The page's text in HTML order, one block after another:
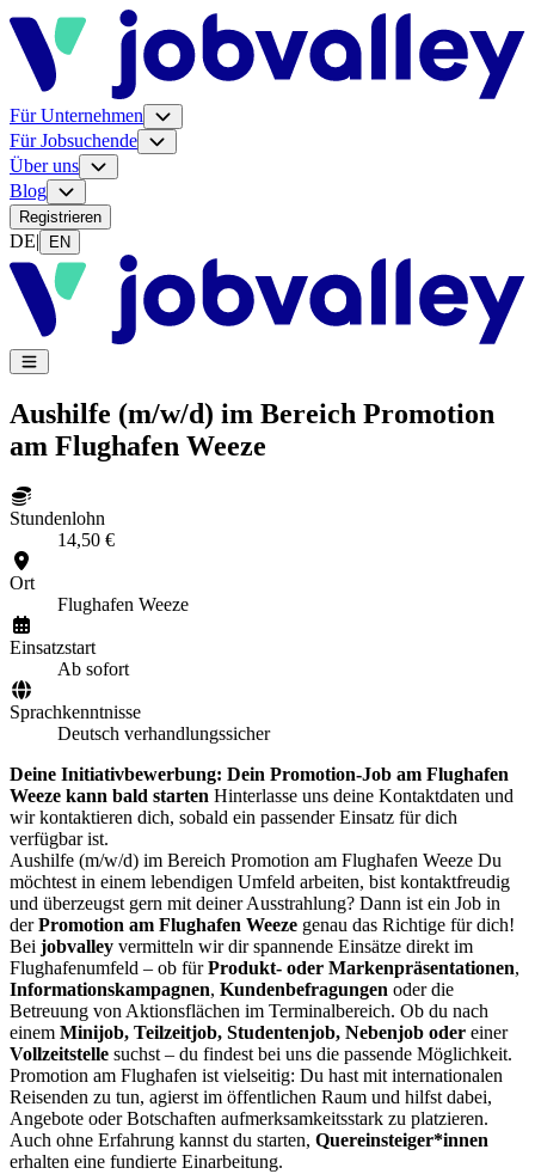
Für Unternehmen
Für Jobsuchende
Über uns
Blog
Registrieren
DE| EN
Aushilfe (m/w/d) im Bereich Promotion
am Flughafen Weeze
Stundenlohn
14,50 €
Ort
Flughafen Weeze
Einsatzstart
Ab sofort
Sprachkenntnisse
Deutsch verhandlungssicher
Deine Initiativbewerbung: Dein Promotion-Job am Flughafen
Weeze kann bald starten Hinterlasse uns deine Kontaktdaten und
wir kontaktieren dich, sobald ein passender Einsatz für dich
verfügbar ist.
Aushilfe (m/w/d) im Bereich Promotion am Flughafen Weeze Du
möchtest in einem lebendigen Umfeld arbeiten, bist kontaktfreudig
und überzeugst gern mit deiner Ausstrahlung? Dann ist ein Job in
derPromotion am Flughafen Weeze genau das Richtige für dich!
Bei jobvalley vermitteln wir dir spannende Einsätze direkt im
Flughafenumfeld – ob fürProdukt- oder Markenpräsentationen,
Informationskampagnen, Kundenbefragungen oder die
Betreuung von Aktionsflächen im Terminalbereich. Ob du nach
einem Minijob, Teilzeitjob, Studentenjob, Nebenjob oder einer
Vollzeitstelle suchst – du findest bei uns die passende Möglichkeit.
Promotion am Flughafen ist vielseitig: Du hast mit internationalen
Reisenden zu tun, agierst im öffentlichen Raum und hilfst dabei,
Angebote oder Botschaften aufmerksamkeitsstark zu platzieren.
Auch ohne Erfahrung kannst du starten, Quereinsteiger*innen
erhalten eine fundierte Einarbeitung.